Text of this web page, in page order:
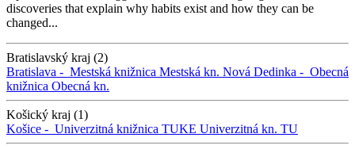
discoveries that explain why habits exist and how they can be
changed...
Bratislavský kraj (2)
Bratislava - Mestská knižnica Mestská kn. Nová Dedinka - Obecná
knižnica Obecná kn.
Košický kraj (1)
Košice - Univerzitná knižnica TUKE Univerzitná kn. TU